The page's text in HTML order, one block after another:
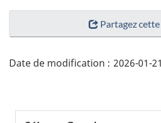
"Détails
page"
Partagez
Date de modification : 2026-01-21
Menu